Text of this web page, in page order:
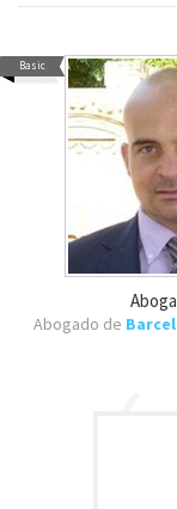
Basic
Abogado de